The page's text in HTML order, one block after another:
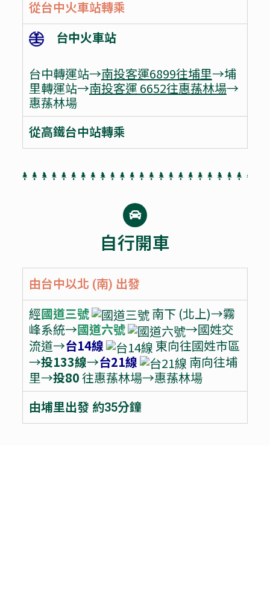
從台中火車站轉乘
台中火車站
台中轉運站→南投客運6899往埔里→埔
里轉運站→南投客運 6652往惠蓀林場→
惠蓀林場
從高鐵台中站轉乘
自行開車
由台中以北 (南) 出發
經國道三號
南下 (北上)→霧
峰系統→國道六號
→國姓交
流道→台14線
東向往國姓市區
→投133線→台21線
南向往埔
里→投80往惠蓀林場→惠蓀林場
由埔里出發 約35分鐘